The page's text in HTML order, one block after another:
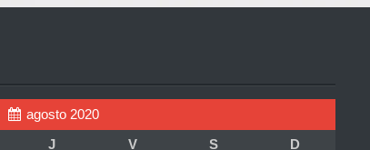
agosto 2020
J V S
D